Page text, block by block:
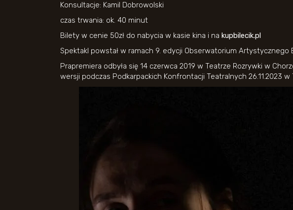
Konsultacje: Kamil Dobrowolski
czas trwania: ok. 40 minut
Bilety w cenie 50zł do nabycia w kasie kina i na kupbilecik.pl
Spektakl powstał w ramach 9. edycji Obserwatorium Artystycznego
Prapremiera odbyła się 14 czerwca 2019 w Teatrze Rozrywki w
wersji podczas Podkarpackich Konfrontacji Teatralnych 26.11.2023